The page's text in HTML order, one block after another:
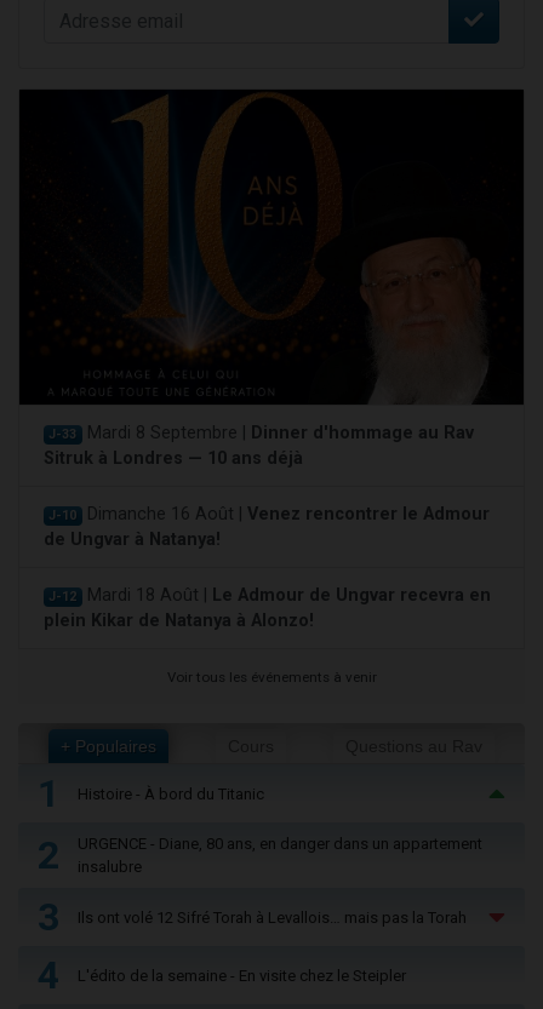
J-33 Mardi 8 Septembre |
Dinner d'hommage au Rav
Sitruk à Londres — 10 ans déjà
J-10 Dimanche 16 Août | Venez rencontrer le Admour
de Ungvar à Natanya!
J-12 Mardi 18 Août |
Le Admour de Ungvar recevra en
plein Kikar de Natanya à Alonzo!
Voir tous les événements à venir
+ Populaires
1 Histoire - À bord du Titanic
2
URGENCE - Diane, 80 ans, en danger dans un appartement
insalubre
3 Ils ont volé 12 Sifré Torah à Levallois… mais pas la Torah
4 L'édito de la semaine - En visite chez le Steipler